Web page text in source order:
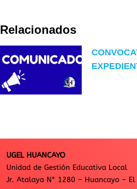
Relacionados
UGEL HUANCAYO
Unidad de Gestión Educativa Local
Jr. Atalaya N° 1280 – Huancayo – El